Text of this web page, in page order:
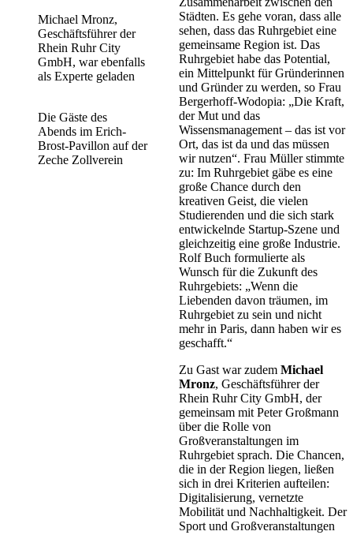
Michael Mronz,
Geschäftsführer der
Rhein Ruhr City
GmbH, war ebenfalls
als Experte geladen
Die Gäste des
Abends im Erich-
Brost-Pavillon auf der
Zeche Zollverein
Städten. Es gehe voran, dass alle
sehen, dass das Ruhrgebiet eine
gemeinsame Region ist. Das
Ruhrgebiet habe das Potential,
ein Mittelpunkt für Gründerinnen
und Gründer zu werden, so Frau
Bergerhoff-Wodopia: „Die Kraft,
der Mut und das
Wissensmanagement – das ist vor
Ort, das ist da und das müssen
wir nutzen“. Frau Müller stimmte
zu: Im Ruhrgebiet gäbe es eine
große Chance durch den
kreativen Geist, die vielen
Studierenden und die sich stark
entwickelnde Startup-Szene und
gleichzeitig eine große Industrie.
Rolf Buch formulierte als
Wunsch für die Zukunft des
Ruhrgebiets: „Wenn die
Liebenden davon träumen, im
Ruhrgebiet zu sein und nicht
mehr in Paris, dann haben wir es
geschafft.“
Zu Gast war zudem Michael
Mronz, Geschäftsführer der
Rhein Ruhr City GmbH, der
gemeinsam mit Peter Großmann
über die Rolle von
Großveranstaltungen im
Ruhrgebiet sprach. Die Chancen,
die in der Region liegen, ließen
sich in drei Kriterien aufteilen:
Digitalisierung, vernetzte
Mobilität und Nachhaltigkeit. Der
Sport und Großveranstaltungen